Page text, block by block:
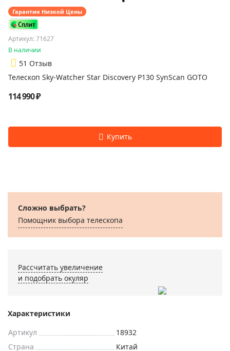
Гарантия Низкой Цены
Артикул: 71627
В наличии
51 Отзыв
Телескоп Sky-Watcher Star Discovery P130 SynScan GOTO
114 990 ₽
Сложно выбрать?
Помощник выбора телескопа
Рассчитать увеличение
и подобрать окуляр
Характеристики
Артикул
18932
Страна
Китай